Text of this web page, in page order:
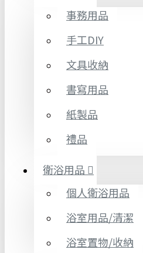
事務用品
手工DIY
文具收納
書寫用品
紙製品
禮品
衛浴用品
個人衛浴用品
浴室用品/清潔
浴室置物/收納